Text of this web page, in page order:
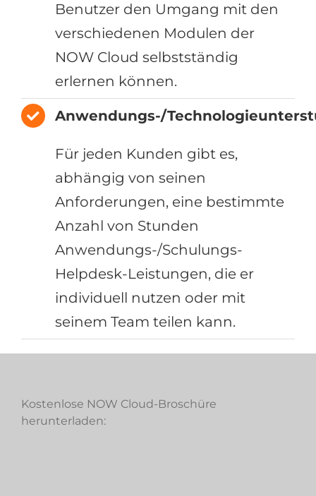
Benutzer den Umgang mit den
verschiedenen Modulen der
NOW Cloud selbstständig
erlernen können.
Anwendungs-/
Für jeden Kunden gibt es,
abhängig von seinen
Anforderungen, eine bestimmte
Anzahl von Stunden
Anwendungs-/Schulungs-
Helpdesk-Leistungen, die er
individuell nutzen oder mit
seinem Team teilen kann.
Kostenlose NOW Cloud-Broschüre
herunterladen: